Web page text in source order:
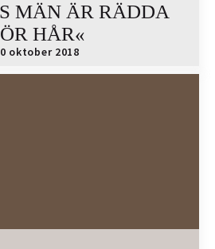
MÄN ÄR RÄDDA
HÅR«
oktober 2018